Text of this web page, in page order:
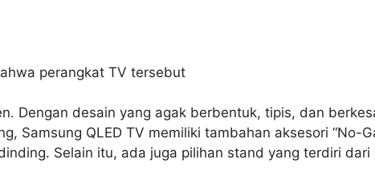
perangkat TV tersebut
Dengan desain yang agak berbentuk, tipis, dan
Samsung QLED TV memiliki tambahan aksesori “No-
Selain itu, ada juga pilihan stand yang terdiri